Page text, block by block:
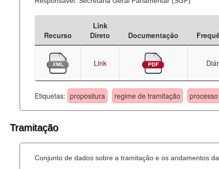
Recurso
Link
Direto
Documentação
Link
Etiquetas: propositura regime de tramitação
Tramitação
Conjunto de dados sobre a tramitação e os andamentos